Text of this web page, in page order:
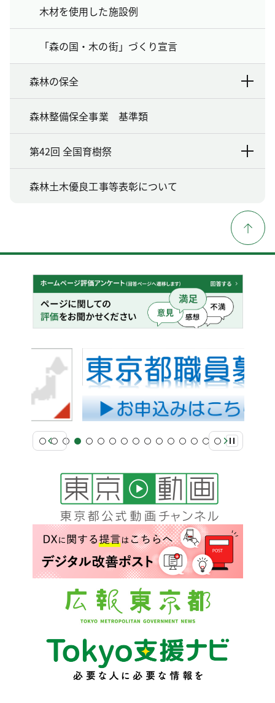
木材を使用した施設例
「森の国・木の街」づくり宣言
森林の保全
森林整備保全事業 基準類
第42回 全国育樹祭
森林土木優良工事等表彰について